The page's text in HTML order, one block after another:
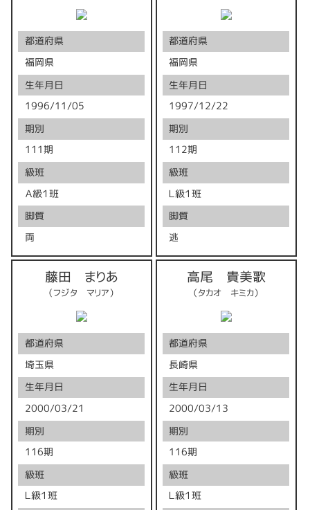
都道府県
福岡県
生年月日
1996/11/05
期別
111期
級班
Ａ級１班
脚質
両
都道府県
福岡県
生年月日
1997/12/22
期別
112期
級班
Ｌ級１班
脚質
逃
藤田 まりあ
（フジタ マリア）
都道府県
埼玉県
生年月日
2000/03/21
期別
116期
級班
Ｌ級１班
高尾 貴美歌
（タカオ キミカ）
都道府県
長崎県
生年月日
2000/03/13
期別
116期
級班
Ｌ級１班